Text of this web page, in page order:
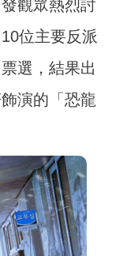
觀眾熱烈討
位主要反派
選，結果出
演的「恐龍